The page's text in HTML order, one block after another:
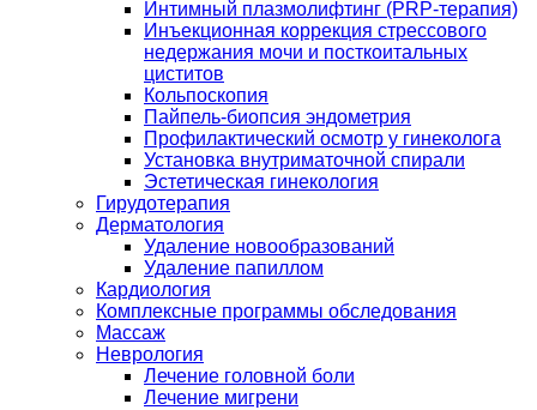
Интимный плазмолифтинг (PRP-терапия)
Инъекционная коррекция стрессового
недержания мочи и посткоитальных
циститов
Кольпоскопия
Пайпель-биопсия эндометрия
Профилактический осмотр у гинеколога
Установка внутриматочной спирали
Эстетическая гинекология
Гирудотерапия
Дерматология
Удаление новообразований
Удаление папиллом
Кардиология
Комплексные программы обследования
Массаж
Неврология
Лечение головной боли
Лечение мигрени